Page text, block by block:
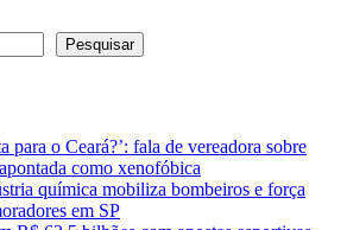
Pesquisar
para o Ceará?’: fala de vereadora sobre
como xenofóbica
química mobiliza bombeiros e força
em SP